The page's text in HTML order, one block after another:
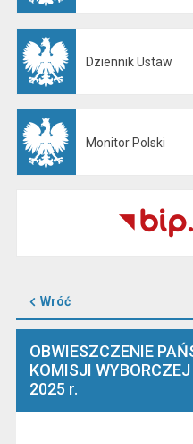
Dziennik Ustaw
Monitor Polski
Wróć
OBWIESZCZENIE
KOMISJI
2025 r.